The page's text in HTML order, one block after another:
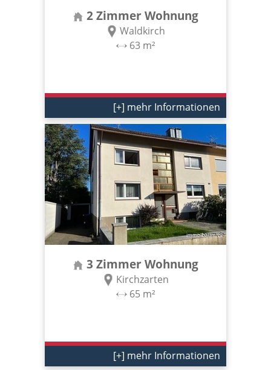
2 Zimmer Wohnung
Waldkirch
63 m²
[+] mehr Informationen
3 Zimmer Wohnung
Kirchzarten
65 m²
[+] mehr Informationen